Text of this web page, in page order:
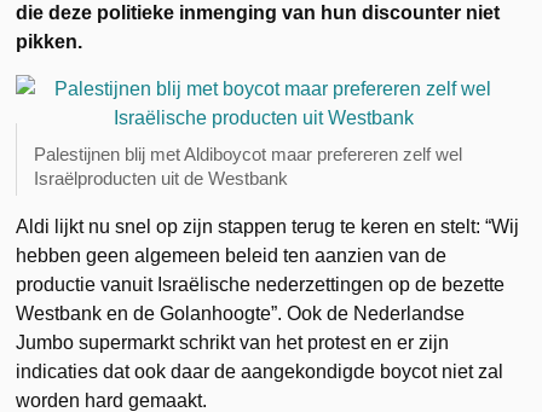
diedeze politieke inmenging van hun discounter niet
pikken.
Palestijnen blij met Aldiboycot maar prefereren zelf wel
Israëlproducten uit de Westbank
Aldi lijkt nu snel op zijn stappen terug te keren en stelt: “Wij
hebben geen algemeen beleid ten aanzien van de
productie vanuit Israëlische nederzettingen op de bezette
Westbank en de Golanhoogte”. Ook de Nederlandse
Jumbo supermarkt schrikt van het protest en er zijn
indicaties dat ook daar de aangekondigde boycot niet zal
worden hard gemaakt.